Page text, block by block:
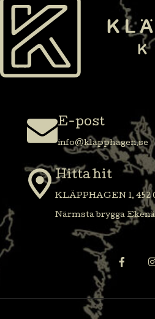
E-post
info@klapphagen.se
Hitta hit
KLÄPPHAGEN 1, 452
Närmsta brygga